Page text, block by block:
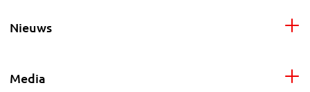
Nieuws
Media